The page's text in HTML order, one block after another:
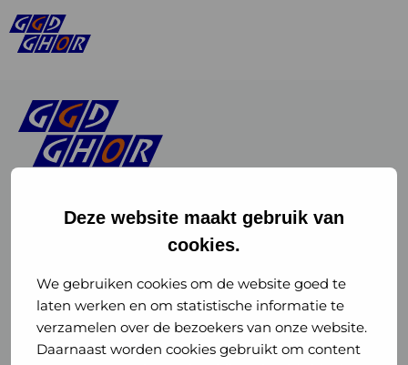
Deze website maakt gebruik van
cookies.
We gebruiken cookies om de website goed te
laten werken en om statistische informatie te
verzamelen over de bezoekers van onze website.
Daarnaast worden cookies gebruikt om content
of
GGD
GHOR
Instagram
of
GGD
GHOR
GGD Reizen op social media